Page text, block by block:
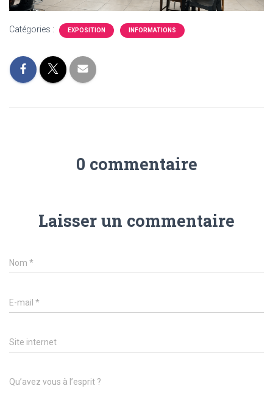
Catégories : EXPOSITION INFORMATIONS
0 commentaire
Laisser un commentaire
Nom *
E-mail *
Site internet
Qu’avez vous à l’esprit ?